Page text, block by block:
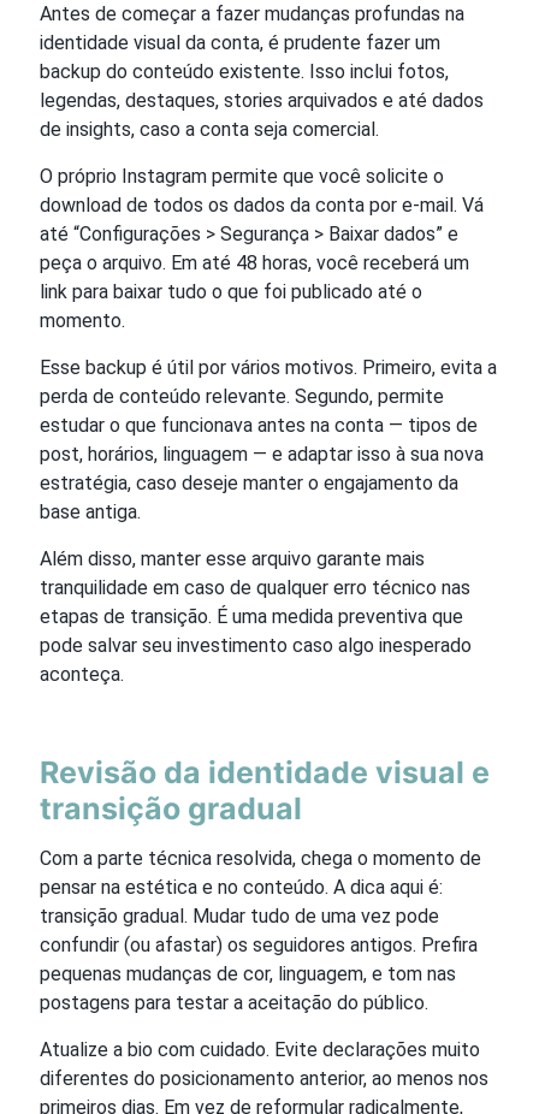
Antes de começar a fazer mudanças profundas na
identidade visual da conta, é prudente fazer um
backup do conteúdo existente. Isso inclui fotos,
legendas, destaques, stories arquivados e até dados
de insights, caso a conta seja comercial.
O próprio Instagram permite que você solicite o
download de todos os dados da conta por e-mail. Vá
até “Configurações > Segurança > Baixar dados” e
peça o arquivo. Em até 48 horas, você receberá um
link para baixar tudo o que foi publicado até o
momento.
Esse backup é útil por vários motivos. Primeiro, evita a
perda de conteúdo relevante. Segundo, permite
estudar o que funcionava antes na conta — tipos de
post, horários, linguagem — e adaptar isso à sua nova
estratégia, caso deseje manter o engajamento da
base antiga.
Além disso, manter esse arquivo garante mais
tranquilidade em caso de qualquer erro técnico nas
etapas de transição. É uma medida preventiva que
pode salvar seu investimento caso algo inesperado
aconteça.
Revisão da identidade visual e
transição gradual
Com a parte técnica resolvida, chega o momento de
pensar na estética e no conteúdo. A dica aqui é:
transição gradual. Mudar tudo de uma vez pode
confundir (ou afastar) os seguidores antigos. Prefira
pequenas mudanças de cor, linguagem, e tom nas
postagens para testar a aceitação do público.
Atualize a bio com cuidado. Evite declarações muito
diferentes do posicionamento anterior, ao menos nos
primeiros dias. Em vez de reformular radicalmente,